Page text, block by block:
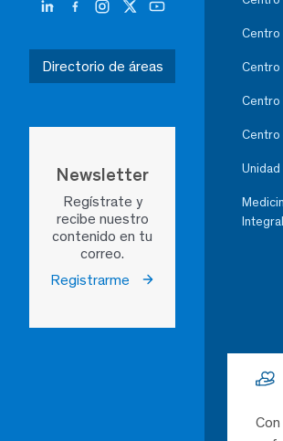
Directorio de áreas
Newsletter
Regístrate y
recibe nuestro
contenido en tu
correo.
Registrarme
Centro
Centro
Centro
Centro
Integral